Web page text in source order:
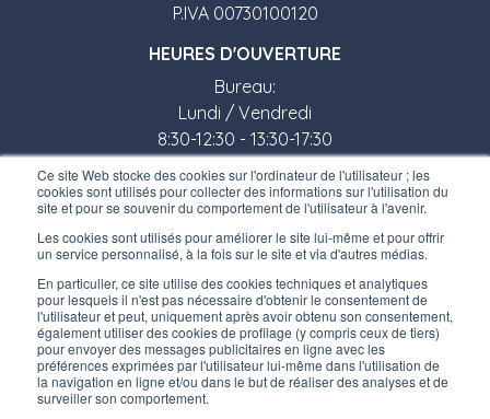
Ce site Web stocke des cookies sur l'ordinateur de l'utilisateur ; les
cookies sont utilisés pour collecter des informations sur l'utilisation du
site et pour se souvenir du comportement de l'utilisateur à l'avenir.
Les cookies sont utilisés pour améliorer le site lui-même et pour offrir
un service personnalisé, à la fois sur le site et via d'autres médias.
En particulier, ce site utilise des cookies techniques et analytiques
pour lesquels il n'est pas nécessaire d'obtenir le consentement de
l'utilisateur et peut, uniquement après avoir obtenu son consentement,
également utiliser des cookies de profilage (y compris ceux de tiers)
pour envoyer des messages publicitaires en ligne avec les
préférences exprimées par l'utilisateur lui-même dans l'utilisation de
la navigation en ligne et/ou dans le but de réaliser des analyses et de
surveiller son comportement.
P.IVA 00730100120
HEURES D'OUVERTURE
Bureau:
Lundi / Vendredi
8:30-12:30 - 13:30-17:30
Magasin:
Lundi / Vendredi
8:30-12:00 - 13:30-17:00
LIENS UTILES
Inscrivez-vous à notre newsletter
Travaillez avec nous
Les emballages d’Interfluid